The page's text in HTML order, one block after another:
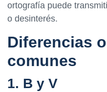
ortografía puede
o desinterés.
Diferencias
comunes
1. B y V